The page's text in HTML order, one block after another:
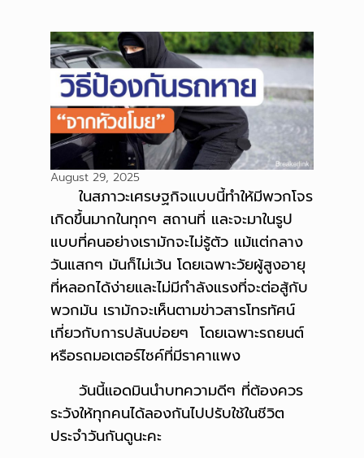
August 29, 2025
ในสภาวะเศรษฐกิจแบบนี้ทำให้มีพวกโจร
เกิดขึ้นมากในทุกๆ สถานที่ และจะมาในรูป
แบบที่คนอย่างเรามักจะไม่รู้ตัว แม้แต่กลาง
วันแสกๆ มันก็ไม่เว้น โดยเฉพาะวัยผู้สูงอายุ
ที่หลอกได้ง่ายและไม่มีกำลังแรงที่จะต่อสู้กับ
พวกมัน เรามักจะเห็นตามข่าวสารโทรทัศน์
เกี่ยวกับการปล้นบ่อยๆ โดยเฉพาะรถยนต์
หรือรถมอเตอร์ไซค์ที่มีราคาแพง
วันนี้แอดมินนำบทความดีๆ ที่ต้องควร
ระวังให้ทุกคนได้ลองกันไปปรับใช้ในชีวิต
ประจำวันกันดูนะคะ